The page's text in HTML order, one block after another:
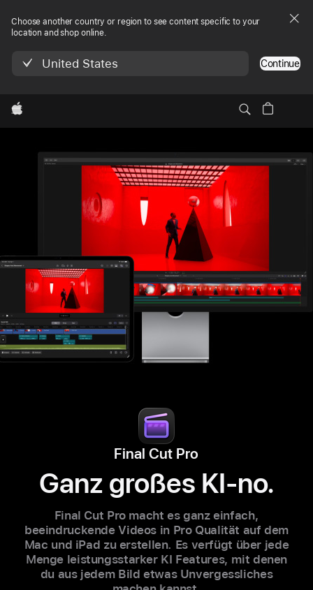
Choose another country or region to see content specific to your
location and shop online.
United States Continue
Apple
Final Cut Pro
Navi­
gation
Kostenlos testen, 1 Fußnote, Apple Creator
Final Cut Pro
Ganz großes KI‑no.
Final Cut Pro macht es ganz ein­fach,
beeindruckende Videos in Pro Qualität auf dem
Mac und iPad zu erstellen. Es verfügt über jede
Menge leistungs­starker KI Features, mit denen
du aus jedem Bild etwas Unvergessliches